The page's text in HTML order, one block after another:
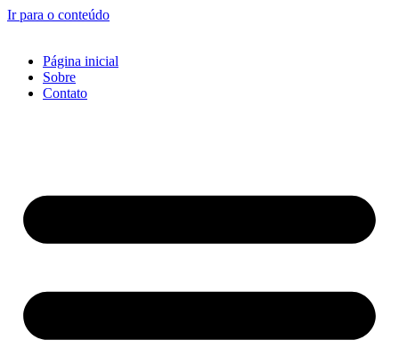
Ir para o conteúdo
Página inicial
Sobre
Contato